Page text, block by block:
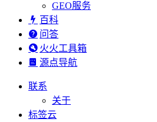
GEO服务
百科
问答
火火工具箱
源点导航
联系
关于
标签云